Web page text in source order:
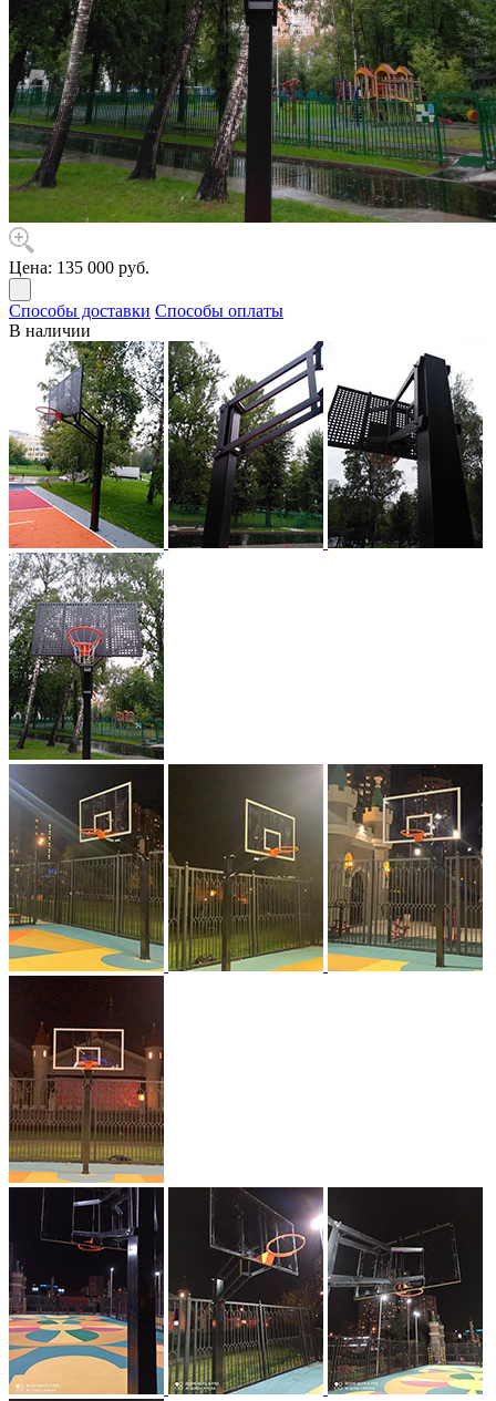
Цена: 135 000 руб.
Способы доставки Способы оплаты
В наличии